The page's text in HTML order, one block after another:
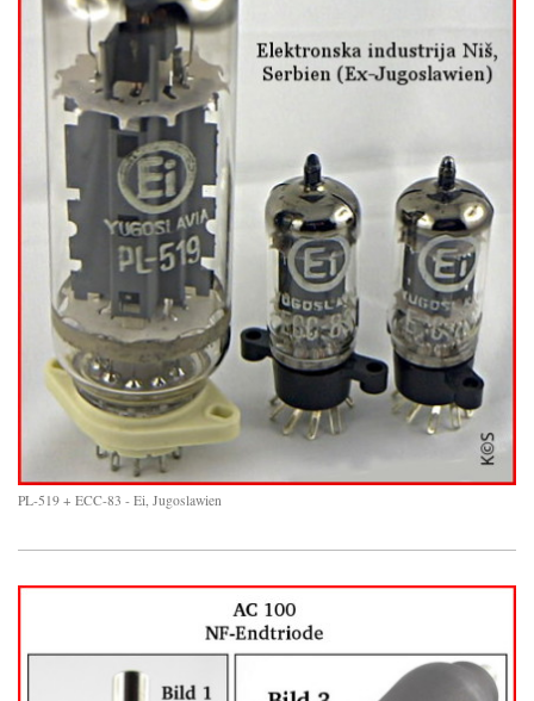
PL-519 + ECC-83 - Ei, Jugoslawien